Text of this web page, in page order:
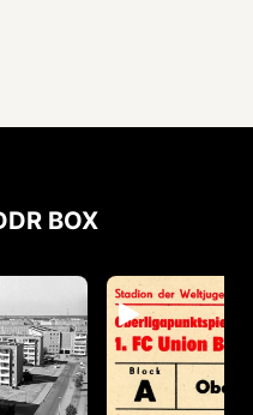
BOX